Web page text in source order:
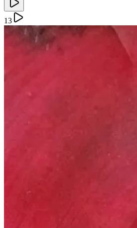
13